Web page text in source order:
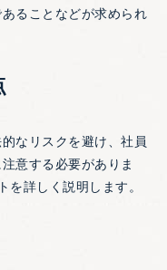
ることなどが求められ
なリスクを避け、社員
意する必要がありま
詳しく説明します。